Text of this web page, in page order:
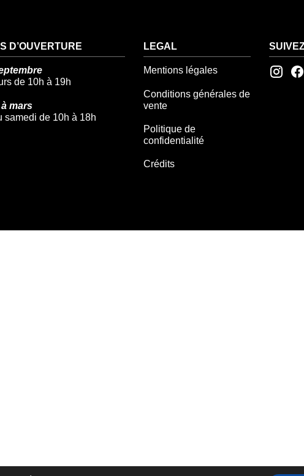
D’OUVERTURE
de 10h à 19h
mars
samedi de 10h à 18h
LEGAL
Mentions légales
Conditions générales de
vente
Politique de
confidentialité
Crédits